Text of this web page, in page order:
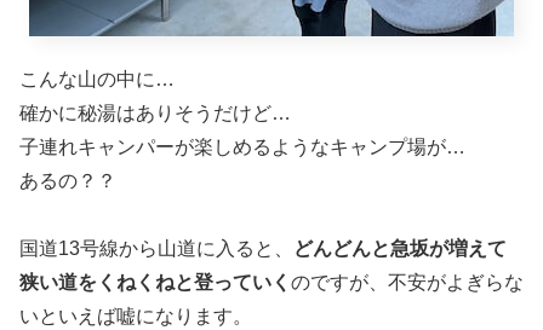
トイレも炊事場もお風呂もきれいで子どもたち
も大喜び！